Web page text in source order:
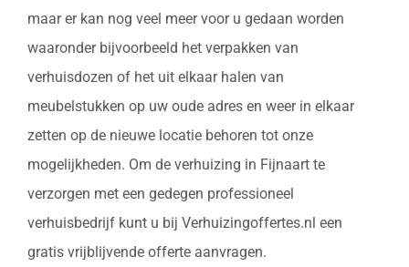
maar er kan nog veel meer voor u gedaan worden
waaronder bijvoorbeeld het verpakken van
verhuisdozen of het uit elkaar halen van
meubelstukken op uw oude adres en weer in elkaar
zetten op de nieuwe locatie behoren tot onze
mogelijkheden. Om de verhuizing in Fijnaart te
verzorgen met een gedegen professioneel
verhuisbedrijf kunt u bij Verhuizingoffertes.nl een
gratis vrijblijvende offerte aanvragen.